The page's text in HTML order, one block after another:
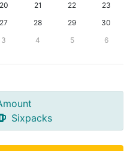
20 21 22
23
27 28 29
30
3 4 5 6
Sixpacks